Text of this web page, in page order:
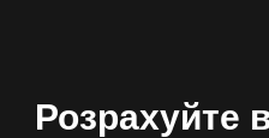
Розрахуйте